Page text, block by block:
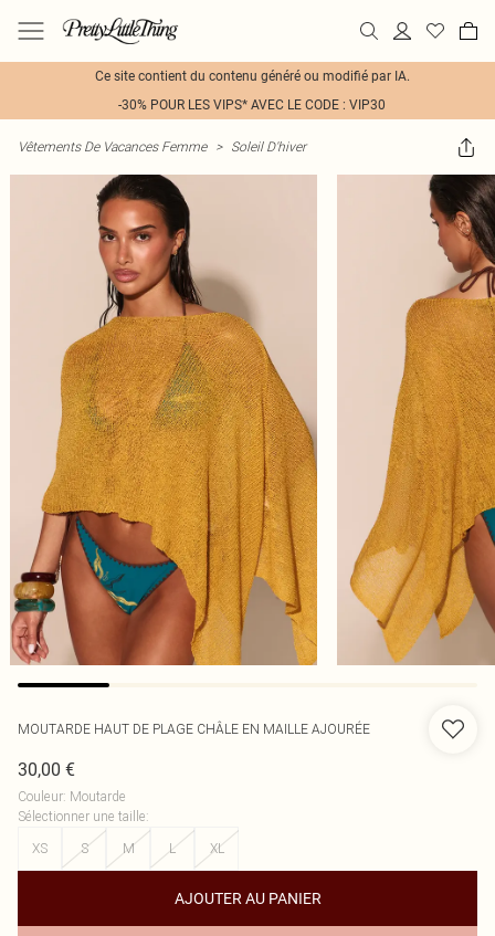
Ce site contient du contenu généré ou modifié par IA.
-30% POUR LES VIPS* AVEC LE CODE : VIP30
Vêtements De Vacances Femme > Soleil D'hiver
MOUTARDE HAUT DE PLAGE CHÂLE EN MAILLE AJOURÉE
30,00 €
Couleur: Moutarde
Sélectionner une taille:
XS
S M L XL
AJOUTER AU PANIER